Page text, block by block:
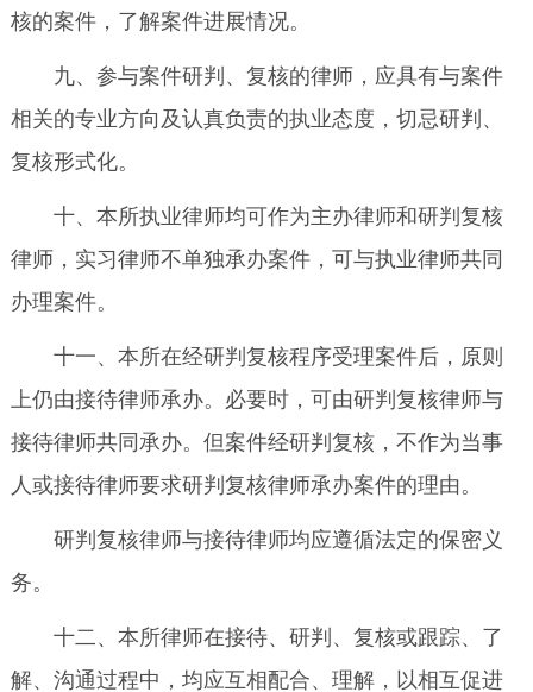
核的案件，了解案件进展情况。
九、参与案件研判、复核的律师，应具有与案件
相关的专业方向及认真负责的执业态度，切忌研判、
复核形式化。
十、本所执业律师均可作为主办律师和研判复核
律师，实习律师不单独承办案件，可与执业律师共同
办理案件。
十一、本所在经研判复核程序受理案件后，原则
上仍由接待律师承办。必要时，可由研判复核律师与
接待律师共同承办。但案件经研判复核，不作为当事
人或接待律师要求研判复核律师承办案件的理由。
研判复核律师与接待律师均应遵循法定的保密义
务。
十二、本所律师在接待、研判、复核或跟踪、了
解、沟通过程中，均应互相配合、理解，以相互促进